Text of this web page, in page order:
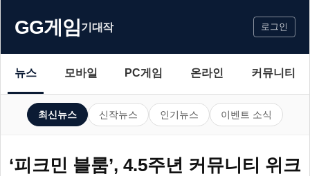
GG게임기대작 로그인
뉴스 모바일 PC게임 온라인 커뮤니티
최신뉴스 신작뉴스 인기뉴스 이벤트 소식
‘피크민 블룸’, 4.5주년 커뮤니티 위크